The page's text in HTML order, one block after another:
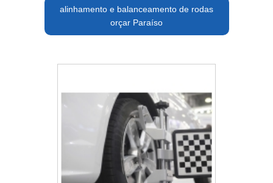
alinhamento e balanceamento de rodas
orçar Paraíso